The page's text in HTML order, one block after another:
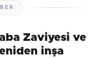
Zaviyesi ve
inşa